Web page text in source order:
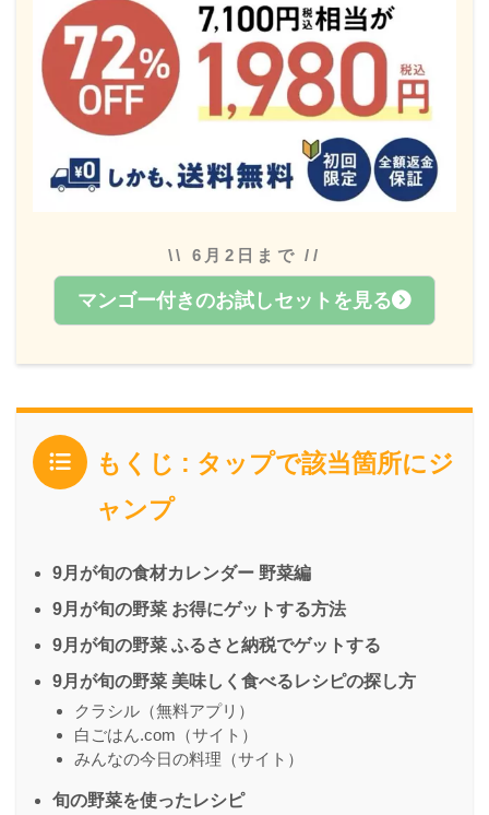
\\ 6月2日まで //
マンゴー付きのお試しセットを見る
もくじ : タップで該当箇所にジ
ャンプ
9月が旬の食材カレンダー 野菜編
9月が旬の野菜 お得にゲットする方法
9月が旬の野菜 ふるさと納税でゲットする
9月が旬の野菜 美味しく食べるレシピの探し方
クラシル（無料アプリ）
白ごはん.com（サイト）
みんなの今日の料理（サイト）
旬の野菜を使ったレシピ